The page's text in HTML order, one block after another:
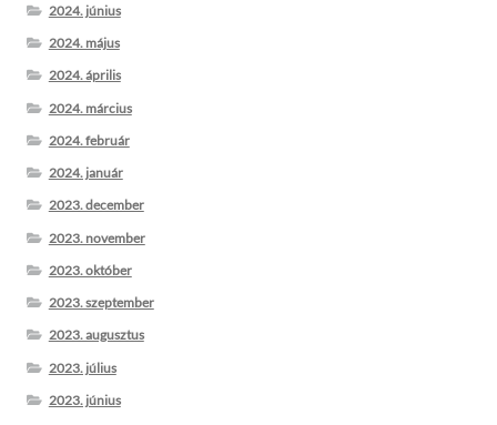
2024. június
2024. május
2024. április
2024. március
2024. február
2024. január
2023. december
2023. november
2023. október
2023. szeptember
2023. augusztus
2023. július
2023. június